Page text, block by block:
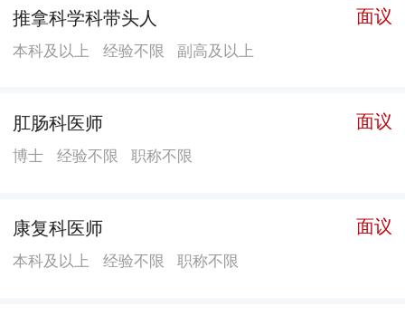
急诊、康复、放疗、针灸、推拿、治未病等临床科室26
个，检验、输血、放射、核医学、病理、B超心电、药学
CT、SPECT/CT、C型臂X射线机、DR机、彩超、电子
胃肠镜、胸腹腔镜、鼻咽喉内窥镜、宫腔检查镜、电切
现代化医疗设备。 医院注重加强中医药内涵建设，完善
设齐全，致力于打造重点专科，以带动全院学科建设发
推拿科学科带头人 面议
本科及以上 经验不限 副高及以上
肛肠科医师 面议
博士 经验不限 职称不限
康复科医师 面议
本科及以上 经验不限 职称不限